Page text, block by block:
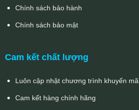
Chính sách bảo hành
Chính sách bảo mật
Cam kết chất lượng
Luôn cập nhật chương trình khuyến
Cam kết hàng chính hãng